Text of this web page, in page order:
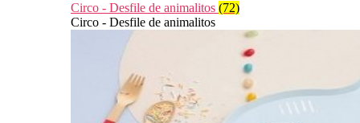
Circo - Desfile de animalitos (72)
Circo - Desfile de animalitos